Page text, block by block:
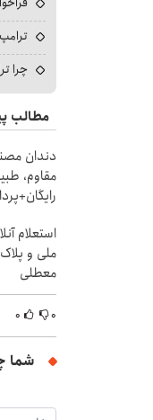
چرا
مطالب
دندان
مقاوم،
استعلام
ملی و
معطلی
۰ ۰
شما